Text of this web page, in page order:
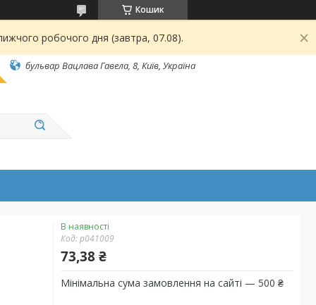
Кошик
робочого дня (завтра, 07.08).
бульвар Вацлава Гавела, 8, Київ, Україна
В наявності
Код:p041009
73,38 ₴
Мінімальна сума замовлення на сайті — 500 ₴